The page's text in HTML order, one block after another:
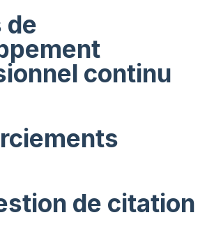
de
continu
de citation